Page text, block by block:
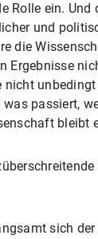
ein.
und
die
passiert,
bleibt
sich